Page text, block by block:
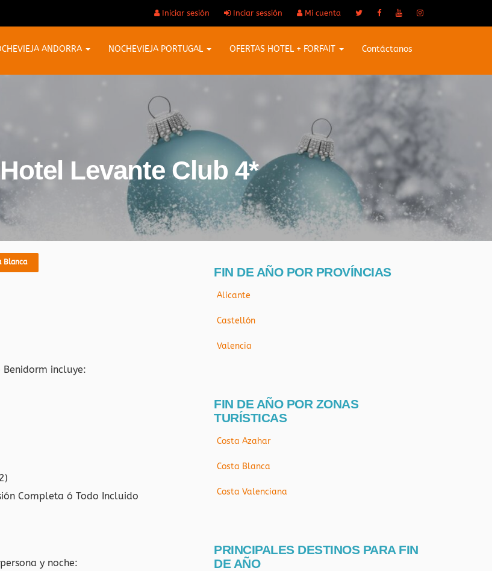
Iniciar sesión Inciar sessión Mi cuenta
ANDORRA NOCHEVIEJA PORTUGAL OFERTAS HOTEL + FORFAIT Contáctanos
Levante Club 4*
Blanca
incluye:
Completa ó Todo Incluido
y noche:
FIN DE AÑO POR PROVÍNCIAS
Alicante
Castellón
Valencia
FIN DE AÑO POR ZONAS
TURÍSTICAS
Costa Azahar
Costa Blanca
Costa Valenciana
PRINCIPALES DESTINOS PARA FIN
DE AÑO